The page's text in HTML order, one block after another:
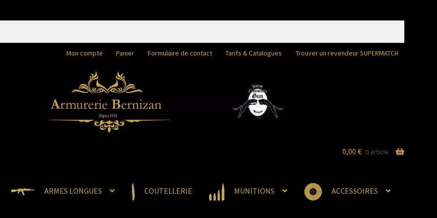
Mon compte Panier Formulaire de contact Tarifs & Catalogues Trouver un revendeur SUPERMATCH
ARMES LONGUES COUTELLERIE MUNITIONS ACCESSOIRES
0,00 € 0 article